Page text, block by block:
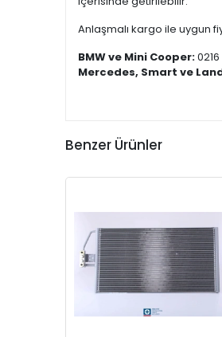
Anlaşmalı kargo ile uygun
BMW ve Mini Cooper:
Mercedes, Smart ve
Benzer Ürünler